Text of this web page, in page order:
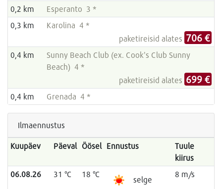
0,2 km
Esperanto 3 *
0,3 km
Karolina 4 *
paketireisid alates 706 €
0,4 km
Sunny Beach Club (ex. Cook's Club Sunny
Beach) 4 *
paketireisid alates 699 €
0,4 km Grenada 4 *
Ilmaennustus
Kuupäev Päeval Öösel Ennustus
Tuule
kiirus
06.08.26
31 °C 18 °C
selge
8 m/s